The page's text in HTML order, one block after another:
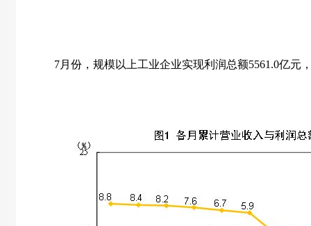
7月份，规模以上工业企业实现利润总额5561.0亿元